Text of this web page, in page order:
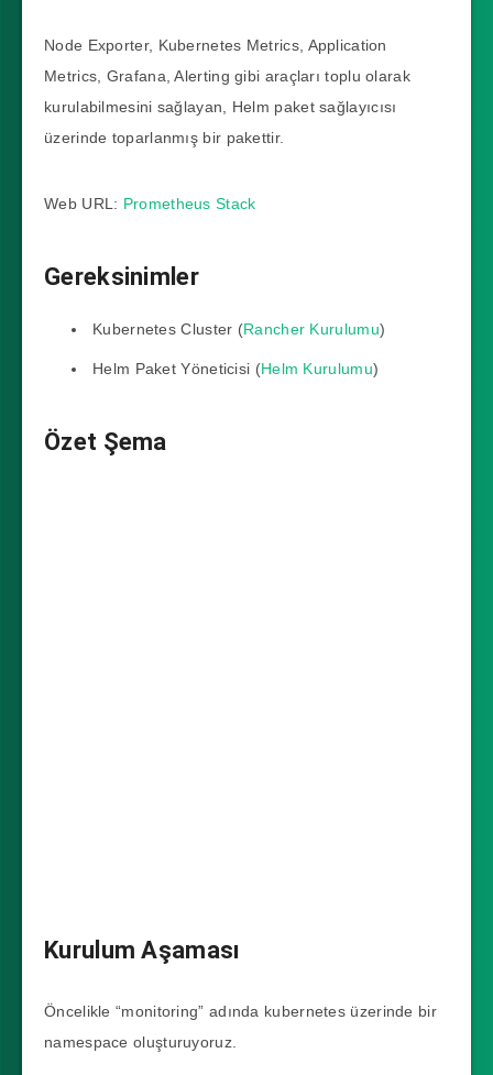
Node Exporter, Kubernetes Metrics, Application
Metrics, Grafana, Alerting gibi araçları toplu olarak
kurulabilmesini sağlayan, Helm paket sağlayıcısı
üzerinde toparlanmış bir pakettir.
Web URL: Prometheus Stack
Gereksinimler
Kubernetes Cluster (Rancher Kurulumu)
Helm Paket Yöneticisi (Helm Kurulumu)
Özet Şema
Kurulum Aşaması
Öncelikle “monitoring” adında kubernetes üzerinde bir
namespace oluşturuyoruz.